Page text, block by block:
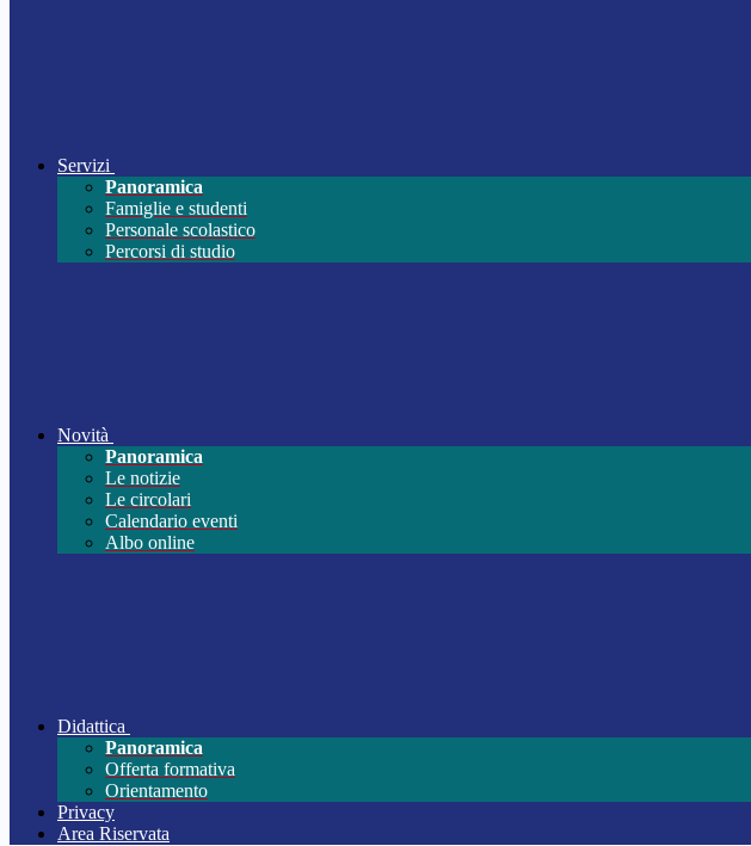
Servizi
Panoramica
Famiglie e studenti
Personale scolastico
Percorsi di studio
Novità
Panoramica
Le notizie
Le circolari
Calendario eventi
Albo online
Didattica
Panoramica
Offerta formativa
Orientamento
Privacy
Area Riservata